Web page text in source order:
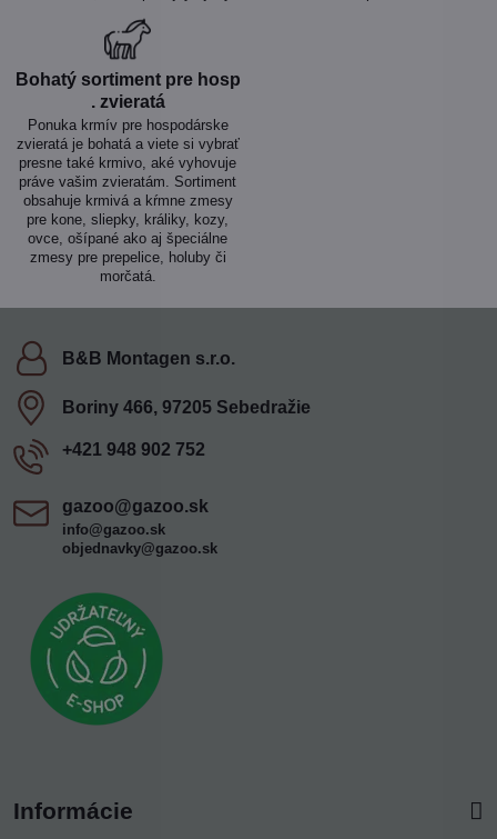
Bohatý sortiment pre hosp​
. zvieratá
Ponuka krmív pre hospodárske
zvieratá je bohatá a viete si vybrať
presne také krmivo, aké vyhovuje
práve vašim zvieratám. Sortiment
obsahuje krmivá a kŕmne zmesy
pre kone, sliepky, králiky, kozy,
ovce, ošípané ako aj špeciálne
zmesy pre prepelice, holuby či
morčatá.
B&B Montagen s​.r​.o​.
Boriny 466, 97205 Sebedražie
+421 948 902 752
gazoo​@gazoo​.sk
info@gazoo.sk
objednavky@gazoo.sk
Informácie